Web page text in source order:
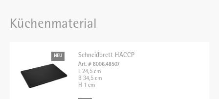
Küchenmaterial
NEU Schneidbrett HACCP
Art. # 8006.48507
L 24,5 cm
B 34,5 cm
H 1 cm